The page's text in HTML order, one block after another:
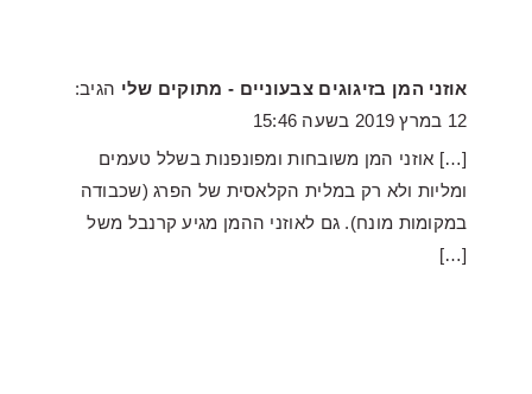
אוזני המן בזיגוגים צבעוניים - מתוקים שלי הגיב:
12 במרץ 2019 בשעה 15:46
[…] אוזני המן משובחות ומפונפנות בשלל טעמים
ומליות ולא רק במלית הקלאסית של הפרג (שכבודה
במקומות מונח). גם לאוזני ההמן מגיע קרנבל משל
[…]